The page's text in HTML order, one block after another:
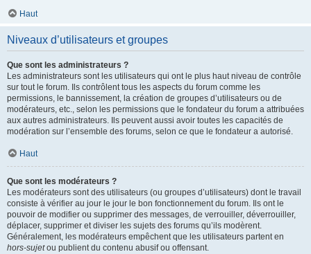
Haut
Niveaux d’utilisateurs et groupes
Que sont les administrateurs ?
Les administrateurs sont les utilisateurs qui ont le plus haut niveau de contrôle
sur tout le forum. Ils contrôlent tous les aspects du forum comme les
permissions, le bannissement, la création de groupes d’utilisateurs ou de
modérateurs, etc., selon les permissions que le fondateur du forum a attribuées
aux autres administrateurs. Ils peuvent aussi avoir toutes les capacités de
modération sur l’ensemble des forums, selon ce que le fondateur a autorisé.
Haut
Que sont les modérateurs ?
Les modérateurs sont des utilisateurs (ou groupes d’utilisateurs) dont le travail
consiste à vérifier au jour le jour le bon fonctionnement du forum. Ils ont le
pouvoir de modifier ou supprimer des messages, de verrouiller, déverrouiller,
déplacer, supprimer et diviser les sujets des forums qu’ils modèrent.
Généralement, les modérateurs empêchent que les utilisateurs partent en
hors-sujetou publient du contenu abusif ou offensant.